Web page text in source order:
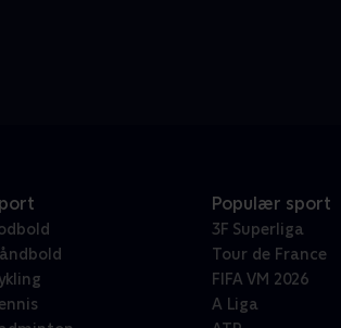
Populær sport
3F Superliga
Tour de France
FIFA VM 2026
A Liga